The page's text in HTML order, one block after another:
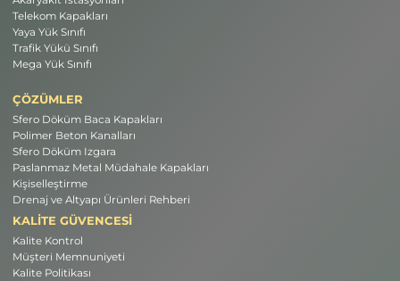
Telekom Kapakları
Yaya Yük Sınıfı
Trafik Yükü Sınıfı
Mega Yük Sınıfı
ÇÖZÜMLER
Sfero Döküm Baca Kapakları
Polimer Beton Kanalları
Sfero Döküm Izgara
Paslanmaz Metal Müdahale Kapakları
Kişiselleştirme
Drenaj ve Altyapı Ürünleri Rehberi
KALİTE GÜVENCESİ
Kalite Kontrol
Müşteri Memnuniyeti
Kalite Politikası